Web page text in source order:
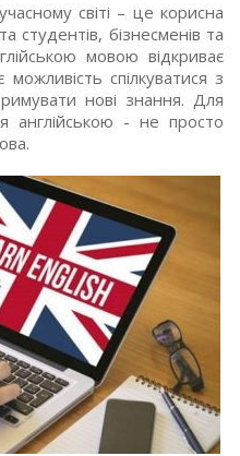
світі – це корисна
студентів, бізнесменів та
мовою відкриває
спілкуватися з
нові знання. Для
англійською - не просто